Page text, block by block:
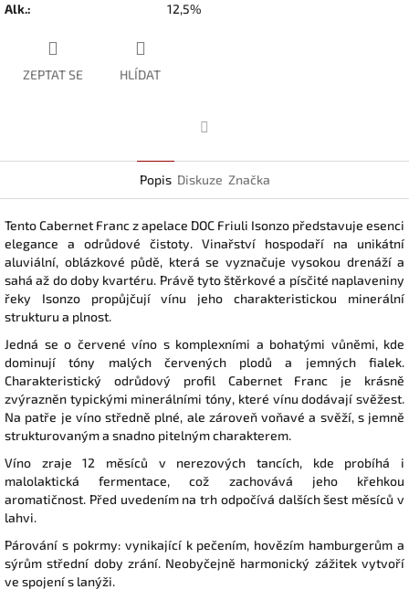
Alk.: 12,5%
ZEPTAT SE HLÍDAT
Popis Diskuze Značka
Tento Cabernet Franc z apelace DOC Friuli Isonzo představuje esenci
elegance a odrůdové čistoty. Vinařství hospodaří na unikátní
aluviální, oblázkové půdě, která se vyznačuje vysokou drenáží a
sahá až do doby kvartéru. Právě tyto štěrkové a písčité naplaveniny
řeky Isonzo propůjčují vínu jeho charakteristickou minerální
strukturu a plnost.
Jedná se o červené víno s komplexními a bohatými vůněmi, kde
dominují tóny malých červených plodů a jemných fialek.
Charakteristický odrůdový profil Cabernet Franc je krásně
zvýrazněn typickými minerálními tóny, které vínu dodávají svěžest.
Na patře je víno středně plné, ale zároveň voňavé a svěží, s jemně
strukturovaným a snadno pitelným charakterem.
Víno zraje 12 měsíců v nerezových tancích, kde probíhá i
malolaktická fermentace, což zachovává jeho křehkou
aromatičnost. Před uvedením na trh odpočívá dalších šest měsíců v
lahvi.
Párování s pokrmy: vynikající k pečením, hovězím hamburgerům a
sýrům střední doby zrání. Neobyčejně harmonický zážitek vytvoří
ve spojení s lanýži.